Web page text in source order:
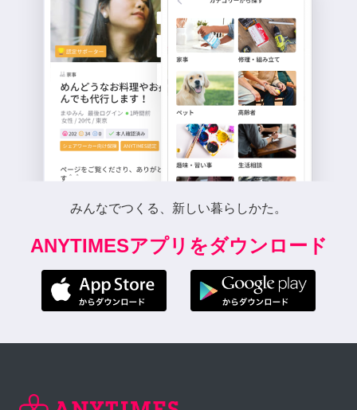
みんなでつくる、新しい暮らしかた。
ANYTIMESアプリをダウンロード